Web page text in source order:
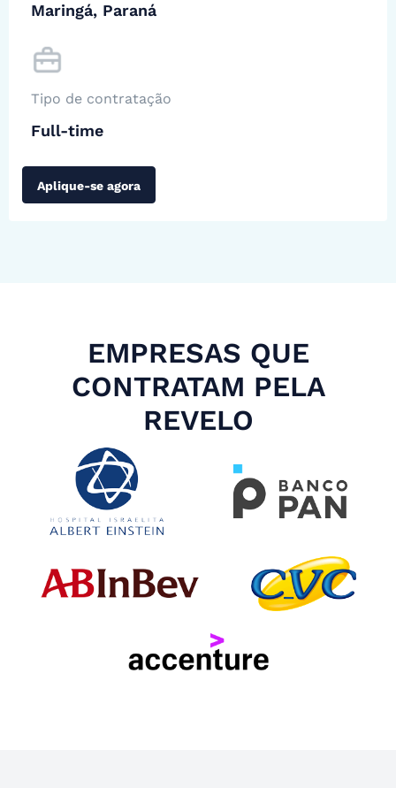
Maringá, Paraná
Tipo de contratação
Full-time
Aplique-se agora
EMPRESAS QUE
CONTRATAM PELA
REVELO